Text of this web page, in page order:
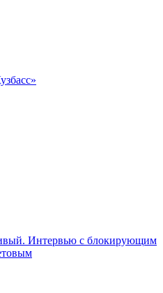
Интервью с блокирующим